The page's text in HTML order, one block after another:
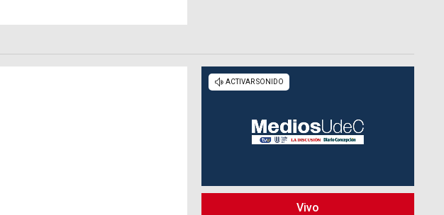
Vivo